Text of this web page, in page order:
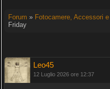
Forum » Fotocamere, Accessori
Friday
Leo45
12 Luglio 2026 ore 12:37